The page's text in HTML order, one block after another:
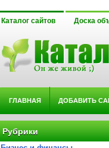
Каталог сайтов Доска
ГЛАВНАЯ ДОБАВИТЬ
Рубрики